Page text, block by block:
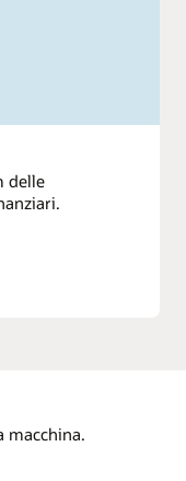
delle
macchina.